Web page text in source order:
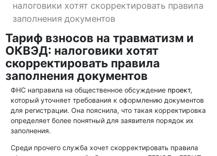
налоговики хотят скорректировать правила
заполнения документов
Тариф взносов на травматизм и
ОКВЭД: налоговики хотят
скорректировать правила
заполнения документов
ФНС направила на общественное обсуждение проект,
который уточняет требования к оформлению документов
для регистрации. Она пояснила, что такая корректировка
определяет более понятный для заявителя порядок их
заполнения.
Среди прочего служба хочет скорректировать правила